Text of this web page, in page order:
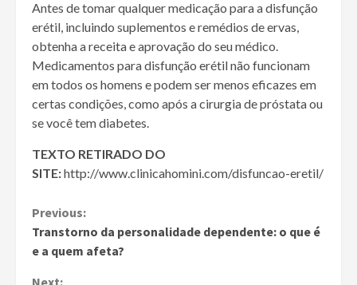
Antes de tomar qualquer medicação para a disfunção
erétil, incluindo suplementos e remédios de ervas,
obtenha a receita e aprovação do seu médico.
Medicamentos para disfunção erétil não funcionam
em todos os homens e podem ser menos eficazes em
certas condições, como após a cirurgia de próstata ou
se você tem diabetes.
TEXTO RETIRADO DO
SITE:http://www.clinicahomini.com/disfuncao-eretil/
Continue
Reading
Previous:
Transtorno da personalidade dependente: o que é
e a quem afeta?